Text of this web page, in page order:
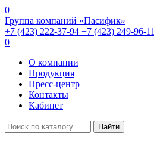
0
Группа компаний «Пасифик»
+7 (423) 222-37-94 +7 (423) 249-96-11
0
О компании
Продукция
Пресс-центр
Контакты
Кабинет
Найти